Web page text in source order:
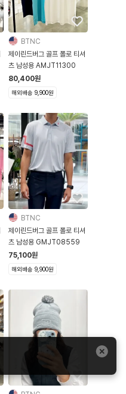
BTNC
제이린드버그 골프 폴로 티셔
츠 남성용 AMJT11300
80,400원
해외배송 9,900원
BTNC
제이린드버그 골프 폴로 티셔
츠 남성용 GMJT08559
75,100원
해외배송 9,900원